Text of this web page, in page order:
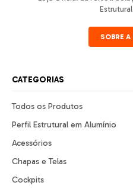
SOBRE A
CATEGORIAS
Todos os Produtos
Perfil Estrutural em Alumínio
Acessórios
Chapas e Telas
Cockpits